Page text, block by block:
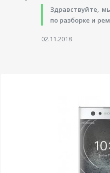
Здравствуйте,
по разборке и
02.11.2018